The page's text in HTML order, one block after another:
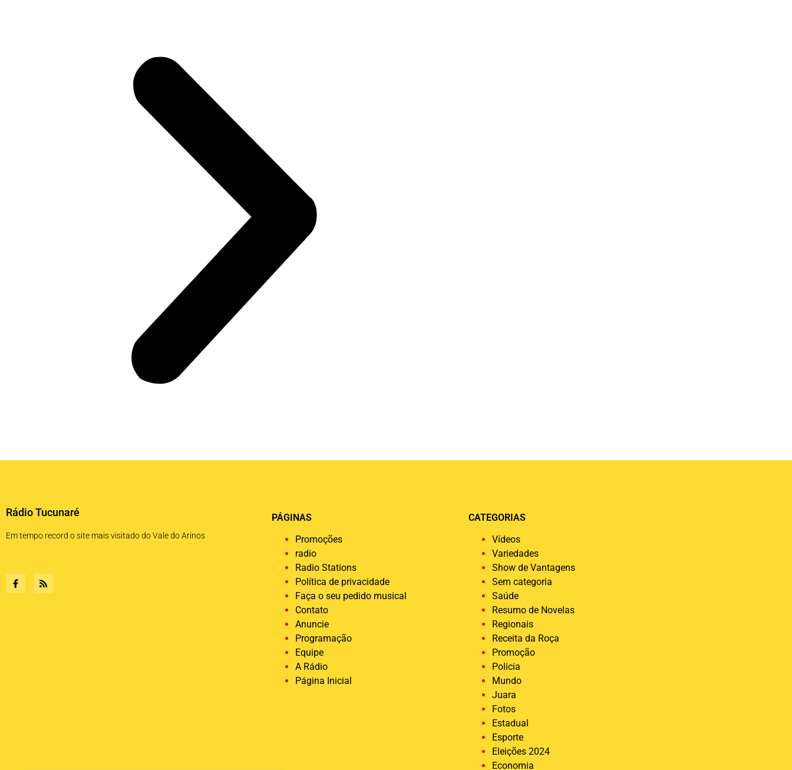
Rádio Tucunaré
Em tempo record o site mais visitado do Vale do Arinos
PÁGINAS
Promoções
radio
Radio Stations
Política de privacidade
Faça o seu pedido musical
Contato
Anuncie
Programação
Equipe
A Rádio
Página Inicial
CATEGORIAS
Vídeos
Variedades
Show de Vantagens
Sem categoria
Saúde
Resumo de Novelas
Regionais
Receita da Roça
Promoção
Policia
Mundo
Juara
Fotos
Estadual
Esporte
Eleições 2024
Economia